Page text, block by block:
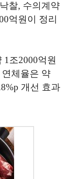
찰, 수의계약
억원이 정리
조2000억원
체율은 약
개선 효과